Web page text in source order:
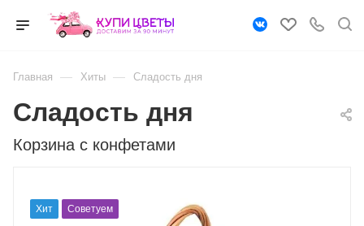
Главная — Хиты — Сладость дня
Корзина с конфетами
Сладость дня
Хит Советуем